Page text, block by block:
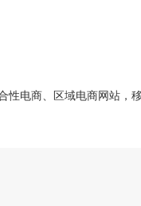
电商、区域电商网站，